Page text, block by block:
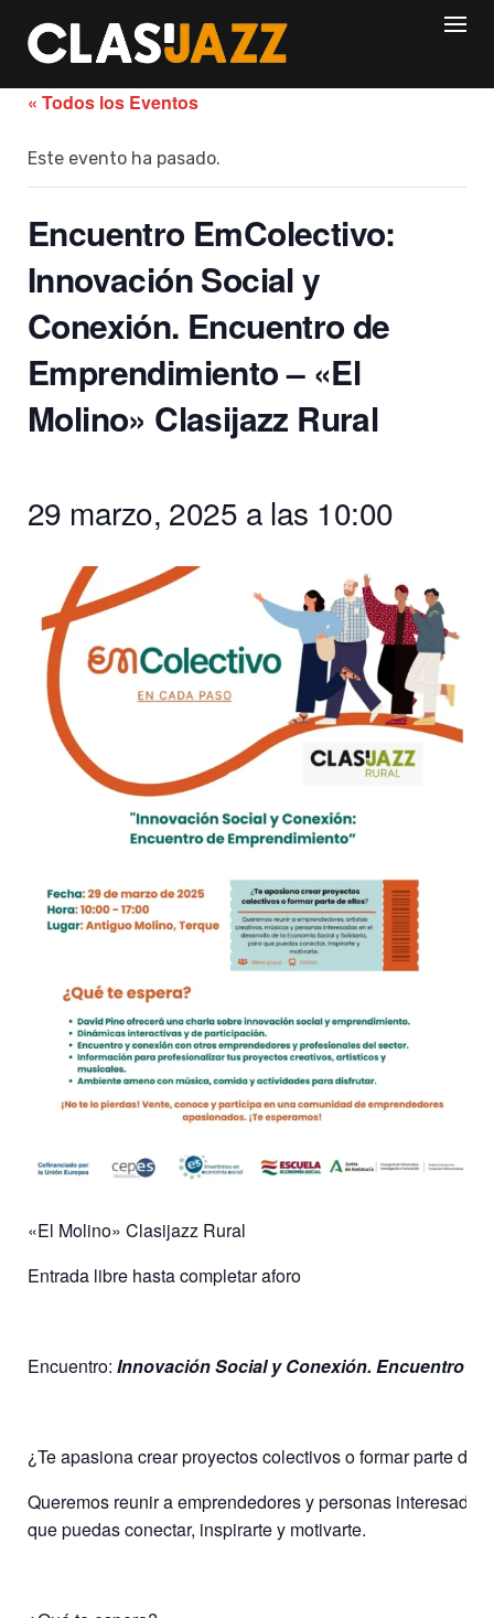
content
« Todos los Eventos
Este evento ha pasado.
Encuentro EmColectivo:
Innovación Social y
Conexión. Encuentro de
Emprendimiento – «El
Molino» Clasijazz Rural
29 marzo, 2025 a las 10:00
«El Molino» Clasijazz Rural
Entrada libre hasta completar aforo
Encuentro: Innovación Social y Conexión. Encuentro
¿Te apasiona crear proyectos colectivos o formar parte de
Queremos reunir a emprendedores y personas
que puedas conectar, inspirarte y motivarte.